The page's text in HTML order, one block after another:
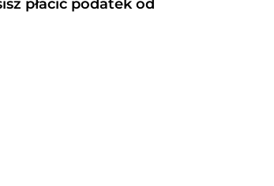
płacić podatek od